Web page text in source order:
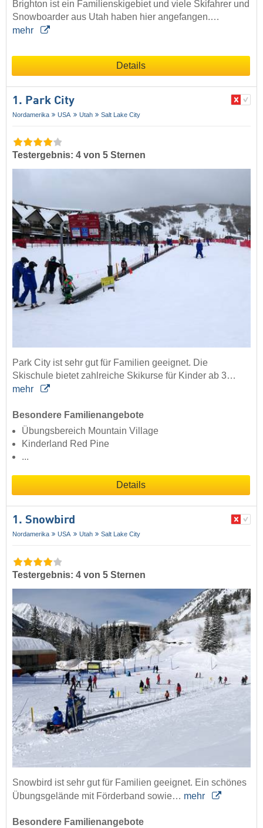
Brighton ist ein Familienskigebiet und viele Skifahrer und
Snowboarder aus Utah haben hier angefangen.…
mehr
Details
1. Park City
Nordamerika USA Utah Salt Lake City
Testergebnis: 4 von 5 Sternen
Park City ist sehr gut für Familien geeignet. Die
Skischule bietet zahlreiche Skikurse für Kinder ab 3…
mehr
Besondere Familienangebote
Übungsbereich Mountain Village
Kinderland Red Pine
...
Details
1. Snowbird
Nordamerika USA Utah Salt Lake City
Testergebnis: 4 von 5 Sternen
Snowbird ist sehr gut für Familien geeignet. Ein schönes
Übungsgelände mit Förderband sowie… mehr
Besondere Familienangebote